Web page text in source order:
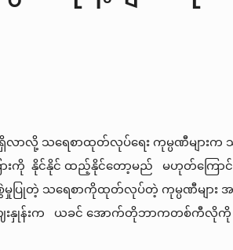
လို့ သရေစာထုတ်လုပ်ရေး ကုမ္ပဏီများက
ကို နိုင်နိုင် ထည့်နိုင်တော့မည် မဟုတ်ကြော
ပြုတဲ့ သရေစာကိုထုတ်လုပ်တဲ့ ကုမ္ပဏီများ အနေဖ
းနှုန်းက ယခင် အောက်တိုဘာကတစ်ကီလိုကို